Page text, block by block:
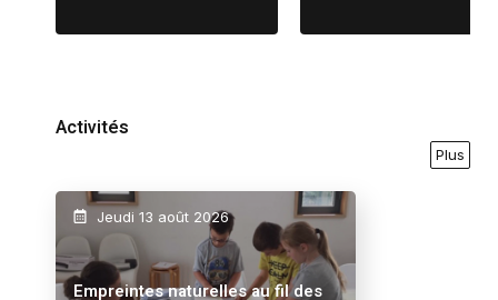
Activités
Plus
Jeudi 13 août 2026
Empreintes naturelles au fil des